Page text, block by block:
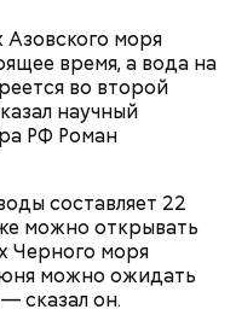
Азовского моря
время, а вода на
во второй
научный
РФ Роман
составляет 22
можно открывать
Черного моря
можно ожидать
сказал он.